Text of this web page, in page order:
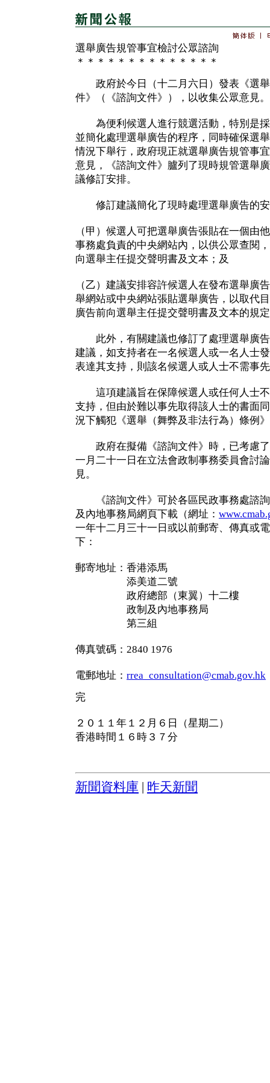
選舉廣告規管事宜檢討公眾諮詢
＊＊＊＊＊＊＊＊＊＊＊＊＊＊
政府於今日（十二月六日）發表《選舉
件》（《諮詢文件》），以收集公眾意見。
為便利候選人進行競選活動，特別是採
並簡化處理選舉廣告的程序，同時確保選
情況下舉行，政府現正就選舉廣告規管事
意見，《諮詢文件》臚列了現時規管選舉
議修訂安排。
修訂建議簡化了現時處理選舉廣告的安
（甲）候選人可把選舉廣告張貼在一個由
事務處負責的中央網站內，以供公眾查閱
向選舉主任提交聲明書及文本；及
（乙）建議安排容許候選人在發布選舉廣
舉網站或中央網站張貼選舉廣告，以取代
廣告前向選舉主任提交聲明書及文本的規
此外，有關建議也修訂了處理選舉廣告
建議，如支持者在一名候選人或一名人士
表達其支持，則該名候選人或人士不需事
這項建議旨在保障候選人或任何人士不
支持，但由於難以事先取得該人士的書面
況下觸犯《選舉（舞弊及非法行為）條例
政府在擬備《諮詢文件》時，已考慮了
一月二十一日在立法會政制事務委員會討
見。
《諮詢文件》可於各區民政事務處諮詢
及內地事務局網頁下載（網址：
一年十二月三十一日或以前郵寄、傳真或
下：
郵寄地址：香港添馬
添美道二號
政府總部（東翼）十二樓
政制及內地事務局
第三組
傳真號碼：2840 1976
電郵地址： rrea_consultation@cmab.gov.hk
完
２０１１年１２月６日（星期二）
香港時間１６時３７分
新聞資料庫 昨天新聞